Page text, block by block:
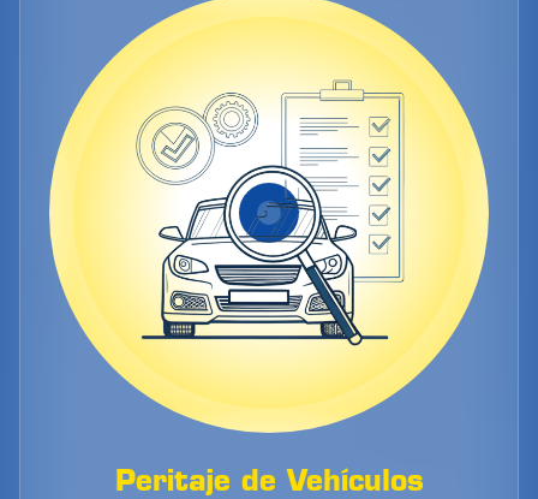
Peritaje de Vehículos